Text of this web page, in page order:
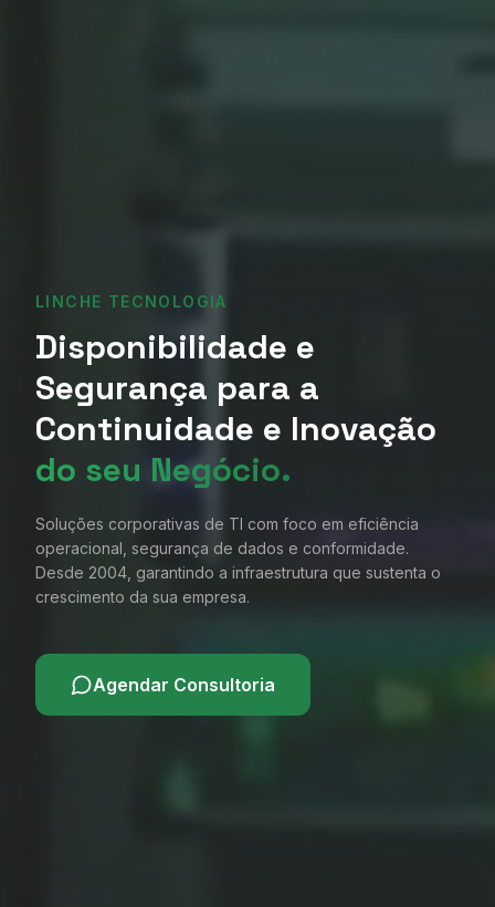
LINCHE TECNOLOGIA
Disponibilidade e
Segurança para a
Continuidade e Inovação
do seu Negócio.
Soluções corporativas de TI com foco em eficiência
operacional, segurança de dados e conformidade.
Desde 2004, garantindo a infraestrutura que sustenta o
crescimento da sua empresa.
Agendar Consultoria